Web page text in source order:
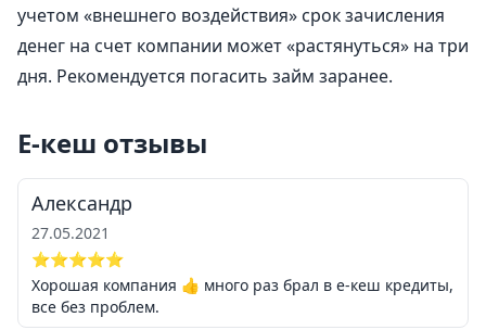
учетом «внешнего воздействия» срок зачисления
денег на счет компании может «растянуться» на три
дня. Рекомендуется погасить займ заранее.
Е-кеш отзывы
Александр
27.05.2021
⭐⭐⭐⭐⭐
Хорошая компания 👍 много раз брал в е-кеш кредиты,
все без проблем.